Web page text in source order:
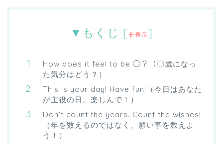
▼もくじ [ 非表示]
How does it feel to be ◯？（〇歳になっ
た気分はどう？）
This is your day! Have fun!（今日はあなた
が主役の日。楽しんで！）
Don’t count the years. Count the wishes!
（年を数えるのではなく、願い事を数えよ
う！）